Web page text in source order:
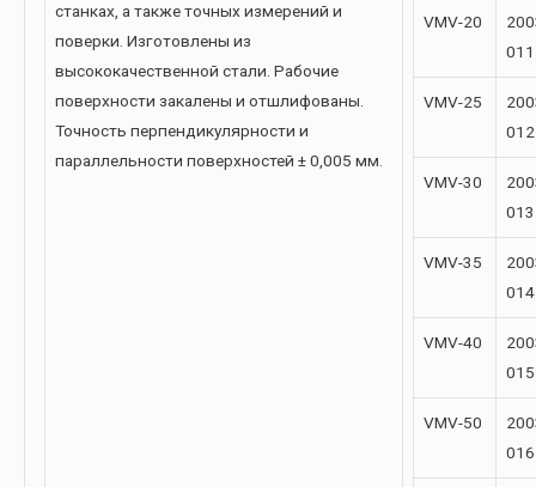
станках, а также точных измерений и
поверки. Изготовлены из
высококачественной стали. Рабочие
поверхности закалены и отшлифованы.
Точность перпендикулярности и
параллельности поверхностей ± 0,005 мм.
VMV-20
011
VMV-25
012
VMV-30
013
VMV-35
014
VMV-40
015
VMV-50
016